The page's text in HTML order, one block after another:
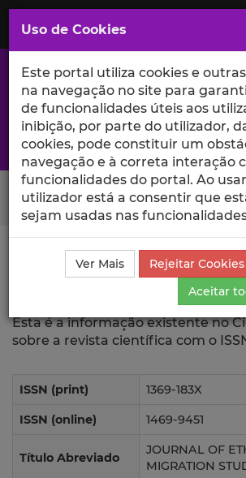
Saltar
para
Conteúdo
Principal
A excelência da investigação e ciência
Search Button
Ciência_Iscte Revista Científica
Esta é a informação existente no
sobre a revista científica com o
ISSN (print) 1369-183X
ISSN (online) 1469-9451
Título Abreviado
JOURNAL OF
MIGRATION
Uso de Cookies
Este portal utiliza cookies e
na navegação no site para
de funcionalidades úteis aos
inibição, por parte do utilizador,
cookies, pode constituir um
navegação e à correta interação
funcionalidades do portal. Ao
utilizador está a consentir que
sejam usadas nas
Ver Mais
Rejeitar
Aceitar